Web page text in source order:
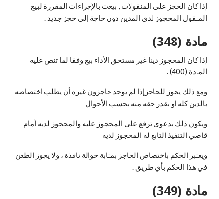
إذا كان الحجز على المنقولات , بيعت بالإجراءات المقررة لبيع
المنقول المحجوز لدى المدين دون حاجة إلي حجز جديد .
مادة (348)
إذا كان المحجوز دينا غير مستحق الأداء بيع وفقا لما تنص عليه
المادة (400) .
ومع ذلك يجوز للحاجزإذا لم يوجد حاجزون غيره أن يطلب اختصاصه
بالدين كله أو بقدر حقه منه بحسب الأحوال
ويكون ذلك بدعوى ترفع على المحجوز عليه والمحجوز لديه أمام
قاضي التنفيذ التابع له المحجوز لديه
ويعتبر الحكم باختصاص الحاجز بمثابة حوالة نافذة ، ولا يجوز الطعن
في هذا الحكم بأي طريق .
مادة (349)